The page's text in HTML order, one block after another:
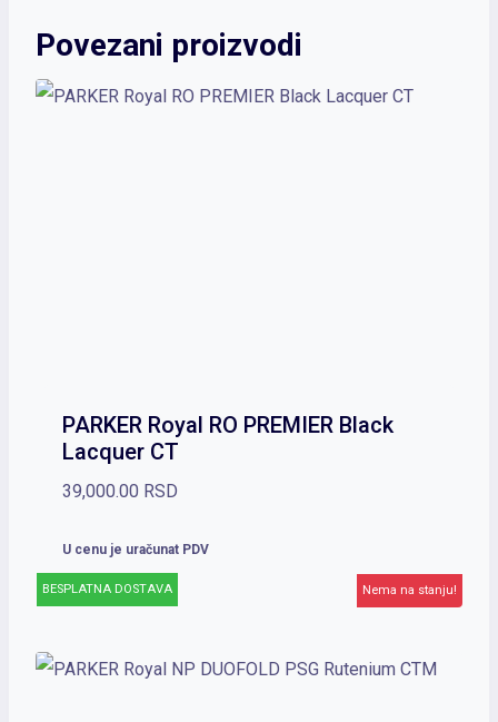
Povezani proizvodi
Nema na stanju!
BESPLATNA DOSTAVA
PARKER Royal RO PREMIER Black
Lacquer CT
39,000.00 RSD
U cenu je uračunat PDV